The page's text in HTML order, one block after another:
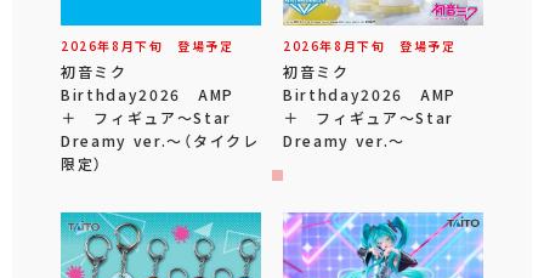
2026年8 月下旬 登場予定
初音ミク
Birthday2026 AMP
＋ フィギュア～Star
Dreamy ver.～（タイクレ
限定）
2026年8 月下旬 登場予定
初音ミク
Birthday2026 AMP
＋ フィギュア～Star
Dreamy ver.～